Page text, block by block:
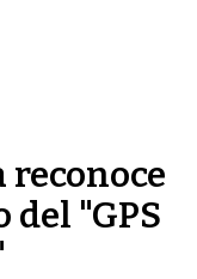
reconoce
"GPS